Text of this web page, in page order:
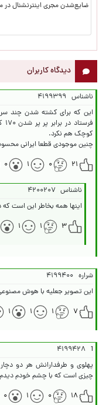
ضایع‌شدن مجری اینترنشنال در
دیدگاه کاربران
ناشناس ۴۱۹۹۳۹۹
این که برای کشته شدن چند
چنین موجودی قطعا ایرانی
۲۱
۰ ۱ ۰
ناشناس ۴۲۰۰۲۰۷
اینها همه بخاطر این است
۳
۱ ۱
شراره ۴۱۹۹۴۰۰
این تصویر جعلیه با هوش
۷
۱ ۱ ۱
1 ۴۱۹۹۴۲۸
پهلوی و طرفدارانش هر دو
چیزی است که با چشم خودم دیدم
۱۸
۰ ۱ ۰